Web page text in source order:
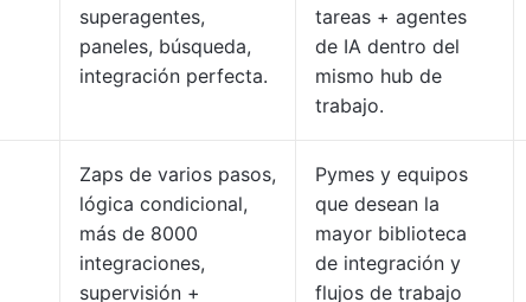
superagentes,
paneles, búsqueda,
integración perfecta.
tareas + agentes
de IA dentro del
mismo hub de
trabajo.
Zaps de varios pasos,
lógica condicional,
más de 8000
integraciones,
supervisión +
Pymes y equipos
que desean la
mayor biblioteca
de integración y
flujos de trabajo